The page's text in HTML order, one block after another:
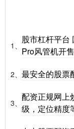
1、
股市杠杆平台
Pro风管机开
2、 最安全的股票
3、
配资正规网上
级，定位精度